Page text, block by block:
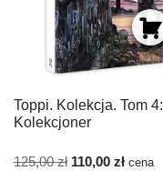
Toppi. Kolekcja. Tom 4:
Kolekcjoner
125,00zł 110,00 zł cena